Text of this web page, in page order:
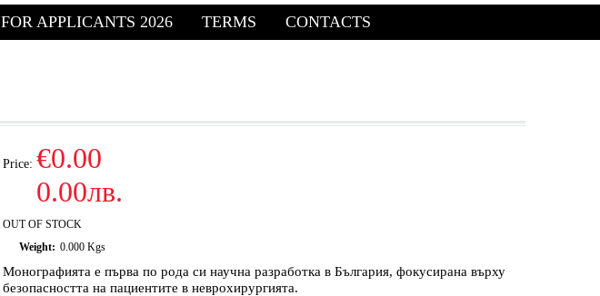
FOR APPLICANTS 2026 TERMS CONTACTS
Price: €0.00
0.00лв.
OUT OF STOCK
Weight: 0.000 Kgs
Монографията е първа по рода си научна разработка в България, фокусирана върху
безопасността на пациентите в неврохирургията.